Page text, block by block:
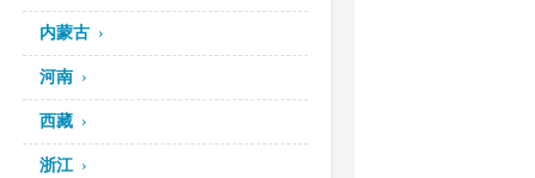
内蒙古
河南
西藏
浙江